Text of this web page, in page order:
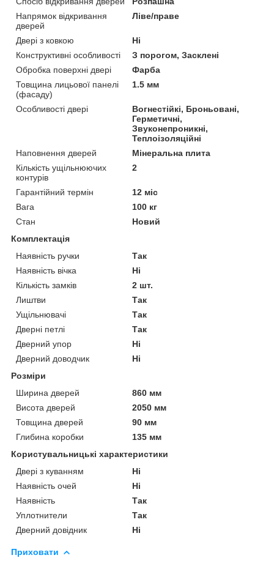
Напрямок відкривання
дверей
Ліве/праве
Двері з ковкою
Ні
Конструктивні особливості
З порогом, Засклені
Обробка поверхні двері
Фарба
Товщина лицьової панелі
(фасаду)
1.5 мм
Особливості двері
Вогнестійкі, Броньовані,
Герметичні,
Звуконепроникні,
Теплоізоляційні
Наповнення дверей
Мінеральна плита
Кількість ущільнюючих
контурів
2
Гарантійний термін
12 міс
Вага
100 кг
Стан
Новий
Комплектація
Наявність ручки
Так
Наявність вічка
Ні
Кількість замків
2 шт.
Лиштви
Так
Ущільнювачі
Так
Дверні петлі
Так
Дверний упор
Ні
Дверний доводчик
Ні
Розміри
Ширина дверей
860 мм
Висота дверей
2050 мм
Товщина дверей
90 мм
Глибина коробки
135 мм
Користувальницькі характеристики
Двері з куванням
Ні
Наявність очей
Ні
Наявність
Так
Уплотнители
Так
Дверний довідник
Ні
Приховати